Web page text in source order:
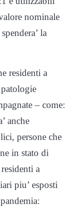
nominale
la
residenti a
– come:
anche
persone che
in stato di
a
piu’ esposti